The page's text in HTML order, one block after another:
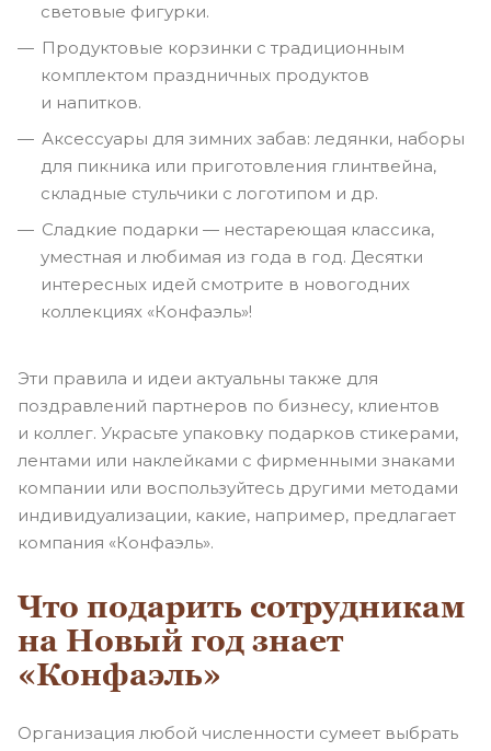
световые фигурки.
Продуктовые корзинки с традиционным
комплектом праздничных продуктов
и напитков.
Аксессуары для зимних забав: ледянки, наборы
для пикника или приготовления глинтвейна,
складные стульчики с логотипом и др.
Сладкие подарки — нестареющая классика,
уместная и любимая из года в год. Десятки
интересных идей смотрите в новогодних
коллекциях «Конфаэль»!
Эти правила и идеи актуальны также для
поздравлений партнеров по бизнесу, клиентов
и коллег. Украсьте упаковку подарков стикерами,
лентами или наклейками с фирменными знаками
компании или воспользуйтесь другими методами
индивидуализации, какие, например, предлагает
компания «Конфаэль».
Что подарить сотрудникам
на Новый год знает
«Конфаэль»
Организация любой численности сумеет выбрать